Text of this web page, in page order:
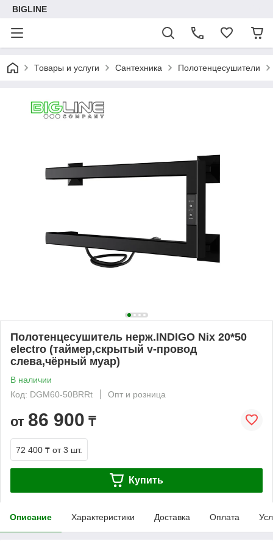
BIGLINE
Товары и услуги Сантехника Полотенцесушители
Полотенцесушитель нерж.INDIGO Nix 20*50
electro (таймер,скрытый v-провод
слева,чёрный муар)
В наличии
Код: DGM60-50BRRt
Опт и розница
от 86 900 ₸
72 400 ₸ от 3 шт.
Купить
Описание Характеристики Доставка Оплата